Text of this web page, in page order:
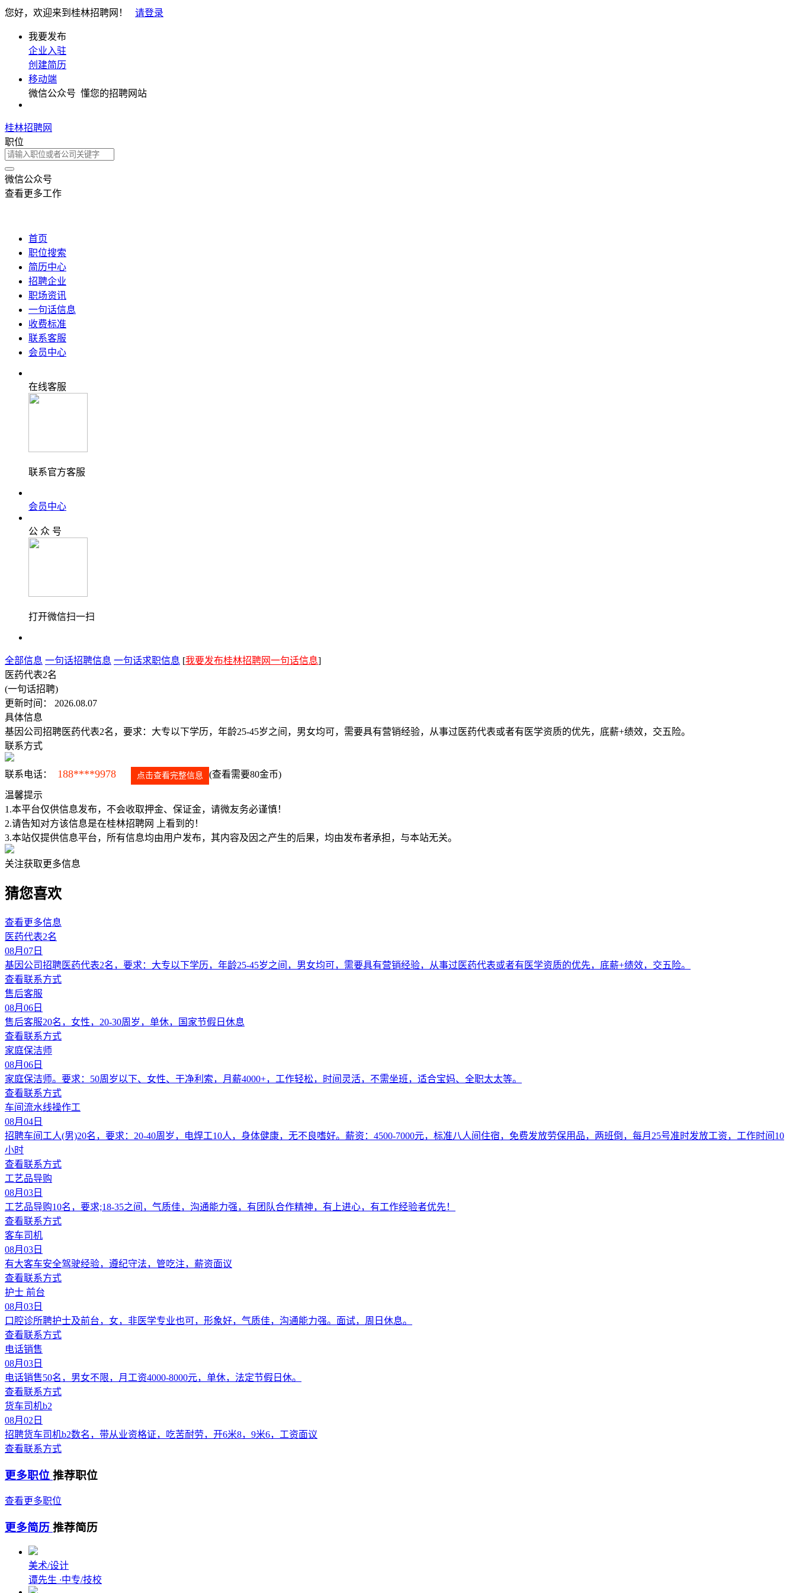
您好，欢迎来到桂林招聘网！ 请登录
我要发布
企业入驻
创建简历
移动端
微信公众号 懂您的招聘网站
桂林招聘网
职位
微信公众号
查看更多工作
首页
职位搜索
简历中心
招聘企业
职场资讯
一句话信息
收费标准
联系客服
会员中心
在线客服
联系官方客服
会员中心
公 众 号
打开微信扫一扫
全部信息 一句话招聘信息 一句话求职信息 [我要发布桂林招聘网一句话信息]
医药代表2名
(一句话招聘)
更新时间： 2026.08.07
具体信息
基因公司招聘医药代表2名，要求：大专以下学历，年龄25-45岁之间，男女均可，需要具有营销经验，从事过医药代表或者有医学资质的优先，底薪+绩效，交五险。
联系方式
联系电话： 188****9978 点击查看完整信息 (查看需要80金币)
温馨提示
1.本平台仅供信息发布，不会收取押金、保证金，请微友务必谨慎！
2.请告知对方该信息是在桂林招聘网
上看到的！
3.本站仅提供信息平台，所有信息均由用户发布，其内容及因之产生的后果，均由发布者承担，与本站无关。
关注获取更多信息
猜您喜欢
查看更多信息
医药代表2名
08月07日
基因公司招聘医药代表2名，要求：大专以下学历，年龄25-45岁之间，男女均可，需要具有营销经验，从事过医药代表或者有医学资质的优先，底薪+绩效，交五险。
查看联系方式
售后客服
08月06日
售后客服20名，女性，20-30周岁，单休，国家节假日休息
查看联系方式
家庭保洁师
08月06日
家庭保洁师。要求：50周岁以下、女性、干净利索，月薪4000+，工作轻松，时间灵活，不需坐班，适合宝妈、全职太太等。
查看联系方式
车间流水线操作工
08月04日
招聘车间工人(男)20名，要求：20-40周岁，电焊工10人，身体健康，无不良嗜好。薪资：4500-7000元，标准八人间住宿，免费发放劳保用品，两班倒，每月25号准时发放工资，工作时间10
小时
查看联系方式
工艺品导购
08月03日
工艺品导购10名，要求;18-35之间，气质佳，沟通能力强，有团队合作精神，有上进心，有工作经验者优先！
查看联系方式
客车司机
08月03日
有大客车安全驾驶经验，遵纪守法，管吃注，薪资面议
查看联系方式
护士 前台
08月03日
口腔诊所聘护士及前台，女，非医学专业也可，形象好，气质佳，沟通能力强。面试，周日休息。
查看联系方式
电话销售
08月03日
电话销售50名，男女不限，月工资4000-8000元，单休，法定节假日休。
查看联系方式
货车司机b2
08月02日
招聘货车司机b2数名，带从业资格证，吃苦耐劳，开6米8，9米6，工资面议
查看联系方式
更多职位 推荐职位
查看更多职位
更多简历 推荐简历
美术/设计
谭先生 ·中专/技校